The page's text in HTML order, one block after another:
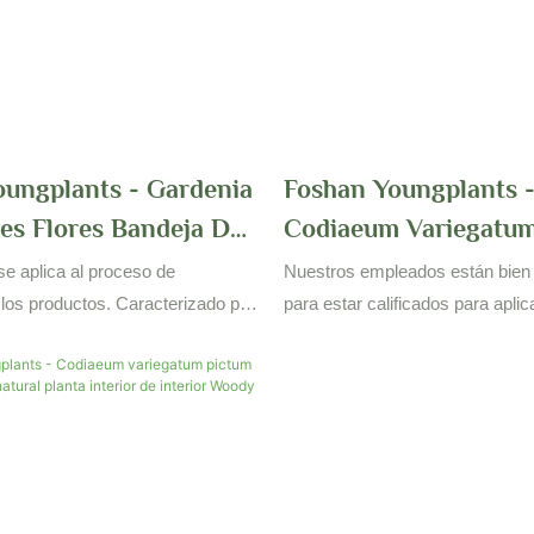
- Gardenia
Flores Bandeja De
Vive Planta
& Arbustos
aplica al proceso de
productos. Caracterizado por
Jasminoides Flores Bonda
Planta de interior viva natural
Foshan Youngplants -
Codiaeum
Bonsai Bandeja
Indoor Plant Woody
Nuestros empleados están
para estar calificados para